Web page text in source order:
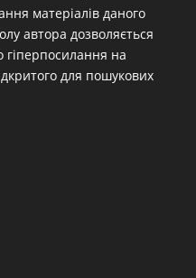
матеріалів даного
автора дозволяється
гіперпосилання на
для пошукових